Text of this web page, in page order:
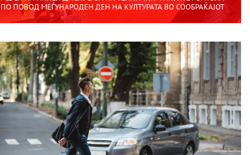
ПО ПОВОД МЕЃУНАРОДЕН ДЕН НА КУЛТУРАТА ВО СООБРАЌАЈОТ